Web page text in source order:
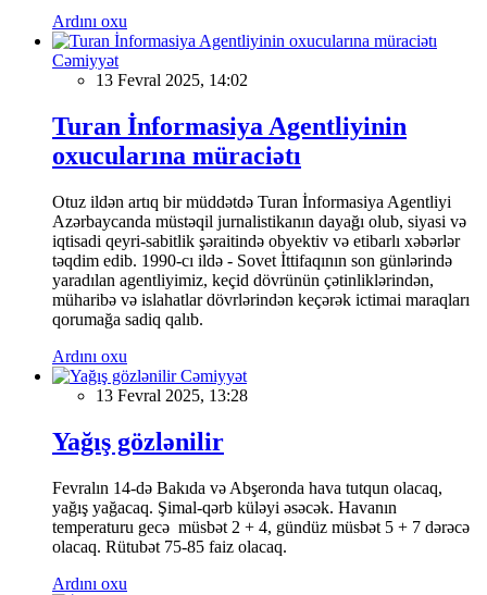
Ardını oxu
Cəmiyyət
13 Fevral 2025, 14:02
Turan İnformasiya Agentliyinin
oxucularına müraciətı
Otuz ildən artıq bir müddətdə Turan İnformasiya Agentliyi
Azərbaycanda müstəqil jurnalistikanın dayağı olub, siyasi və
iqtisadi qeyri-sabitlik şəraitində obyektiv və etibarlı xəbərlər
təqdim edib. 1990-cı ildə - Sovet İttifaqının son günlərində
yaradılan agentliyimiz, keçid dövrünün çətinliklərindən,
müharibə və islahatlar dövrlərindən keçərək ictimai maraqları
qorumağa sadiq qalıb.
Ardını oxu
Cəmiyyət
13 Fevral 2025, 13:28
Yağış gözlənilir
Fevralın 14-də Bakıda və Abşeronda hava tutqun olacaq,
yağış yağacaq. Şimal-qərb küləyi əsəcək. Havanın
temperaturu gecə müsbət 2 + 4, gündüz müsbət 5 + 7 dərəcə
olacaq. Rütubət 75-85 faiz olacaq.
Ardını oxu